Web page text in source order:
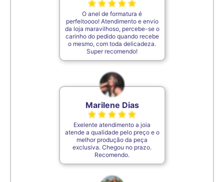
O anel de formatura é
perfeitoooo! Atendimento e envio
da loja maravilhoso, percebe-se o
carinho do pedido quando recebe
o mesmo, com toda delicadeza.
Super recomendo!
Marilene Dias
Exelente atendimento a joia
atende a qualidade pelo preço e o
melhor produção da peça
exclusiva. Chegou no prazo.
Recomendo.